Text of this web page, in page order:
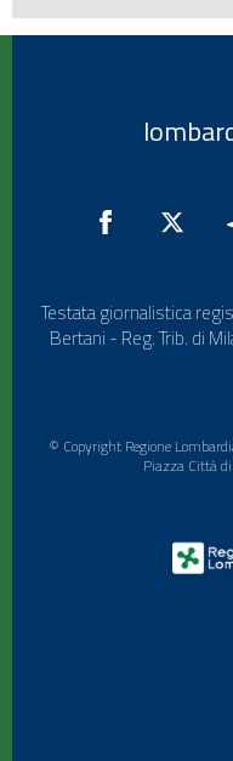
Testata giornalistica
Bertani - Reg. Trib. di
© Copyright Regione
Piazza Città